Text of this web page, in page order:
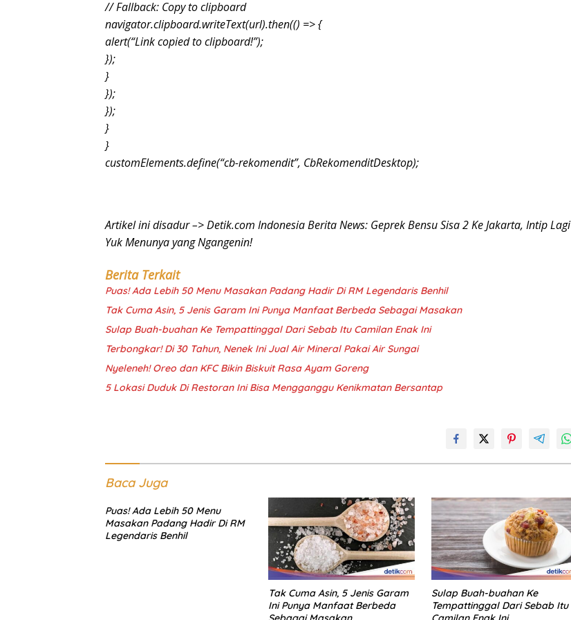
// Fallback: Copy to clipboard
navigator.clipboard.writeText(url).then(() => {
alert(“Link copied to clipboard!”);
});
}
});
});
}
}
customElements.define(“cb-rekomendit”, CbRekomenditDesktop);
Artikel ini disadur –> Detik.com Indonesia Berita News: Geprek Bensu Sisa 2 Ke Jakarta, Intip Lagi
Yuk Menunya yang Ngangenin!
Berita Terkait
Puas! Ada Lebih 50 Menu Masakan Padang Hadir Di RM Legendaris Benhil
Tak Cuma Asin, 5 Jenis Garam Ini Punya Manfaat Berbeda Sebagai Masakan
Sulap Buah-buahan Ke Tempattinggal Dari Sebab Itu Camilan Enak Ini
Terbongkar! Di 30 Tahun, Nenek Ini Jual Air Mineral Pakai Air Sungai
Nyeleneh! Oreo dan KFC Bikin Biskuit Rasa Ayam Goreng
5 Lokasi Duduk Di Restoran Ini Bisa Mengganggu Kenikmatan Bersantap
Baca Juga
Puas! Ada Lebih 50 Menu
Masakan Padang Hadir Di RM
Legendaris Benhil
Tak Cuma Asin, 5 Jenis Garam
Ini Punya Manfaat Berbeda
Sulap Buah-buahan Ke
Tempattinggal Dari Sebab Itu